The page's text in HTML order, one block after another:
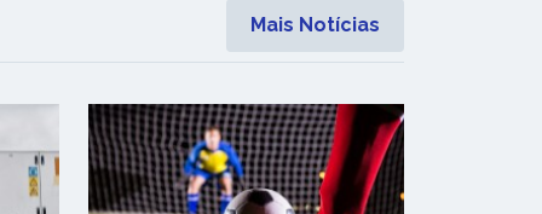
Mais Notícias